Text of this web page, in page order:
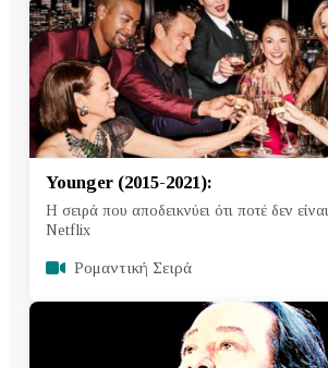
Younger (2015-2021):
Η σειρά που αποδεικνύει ότι ποτέ δεν
Netflix
Ρομαντική Σειρά